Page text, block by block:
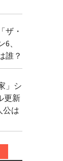
ザ・
、
誰？
」シ
更新
公は